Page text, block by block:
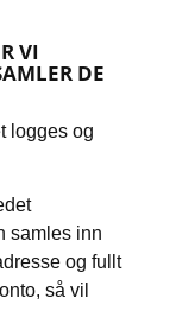
VI
DE
logges og
samles inn
og fullt
så vil